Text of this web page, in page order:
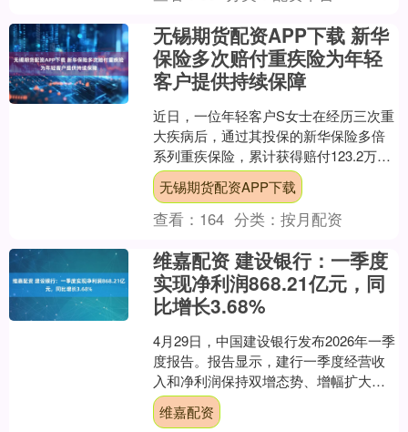
无锡期货配资APP下载 新华
保险多次赔付重疾险为年轻
客户提供持续保障
近日，一位年轻客户S女士在经历三次重
大疾病后，通过其投保的新华保险多倍
系列重疾保险，累计获得赔付123.2万
元，并豁免后续保费21.5万元。 S女士
2018年在....
无锡期货配资APP下载
查看： 164 分类：按月配资
维嘉配资 建设银行：一季度
实现净利润868.21亿元，同
比增长3.68%
4月29日，中国建设银行发布2026年一季
度报告。报告显示，建行一季度经营收
入和净利润保持双增态势、增幅扩大，
实现经营收入2，064.15亿元，同比增长
10.9....
维嘉配资